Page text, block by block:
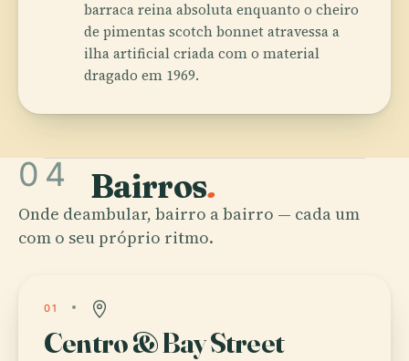
barraca reina absoluta enquanto o cheiro
de pimentas scotch bonnet atravessa a
ilha artificial criada com o material
dragado em 1969.
04 Bairros.
Onde deambular, bairro a bairro — cada um
com o seu próprio ritmo.
01
Centro & Bay Street